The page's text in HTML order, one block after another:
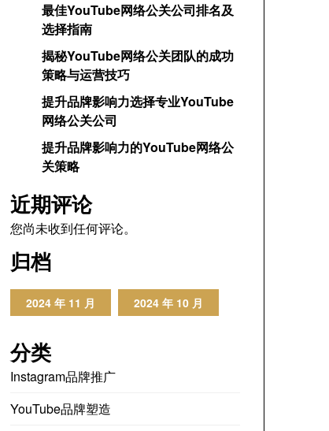
最佳YouTube网络公关公司排名及
选择指南
揭秘YouTube网络公关团队的成功
策略与运营技巧
提升品牌影响力选择专业YouTube
网络公关公司
提升品牌影响力的YouTube网络公
关策略
近期评论
您尚未收到任何评论。
归档
2024 年 11 月 2024 年 10 月
分类
Instagram品牌推广
YouTube品牌塑造